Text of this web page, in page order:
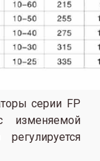
серии FP
изменяемой